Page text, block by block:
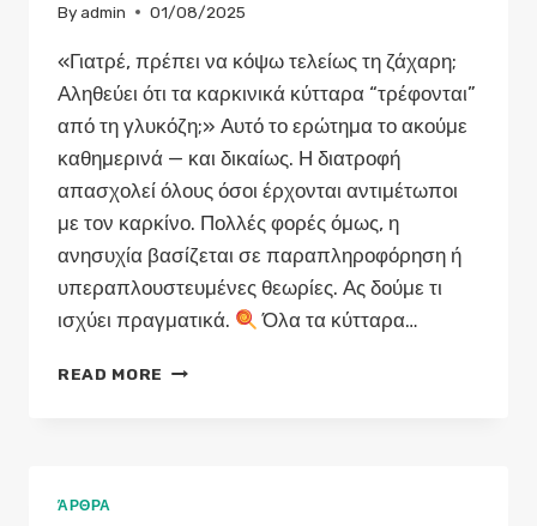
Byadmin 01/08/2025
«Γιατρέ, πρέπει να κόψω τελείως τη ζάχαρη;
Αληθεύει ότι τα καρκινικά κύτταρα “τρέφονται”
από τη γλυκόζη;» Αυτό το ερώτημα το ακούμε
καθημερινά — και δικαίως. Η διατροφή
απασχολεί όλους όσοι έρχονται αντιμέτωποι
με τον καρκίνο. Πολλές φορές όμως, η
ανησυχία βασίζεται σε παραπληροφόρηση ή
υπεραπλουστευμένες θεωρίες. Ας δούμε τι
ισχύει πραγματικά.
Όλα τα κύτταρα…
READ MORE
ΆΡΘΡΑ